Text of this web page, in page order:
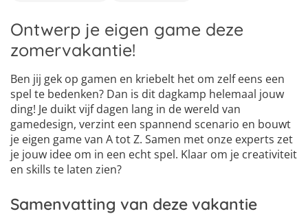
4
5
6
Ontwerp je eigen game deze
zomervakantie!
Ben jij gek op gamen en kriebelt het om zelf eens een
spel te bedenken? Dan is dit dagkamp helemaal jouw
ding! Je duikt vijf dagen lang in de wereld van
gamedesign, verzint een spannend scenario en bouwt
je eigen game van A tot Z. Samen met onze experts zet
je jouw idee om in een echt spel. Klaar om je creativiteit
en skills te laten zien?
Samenvatting van deze vakantie